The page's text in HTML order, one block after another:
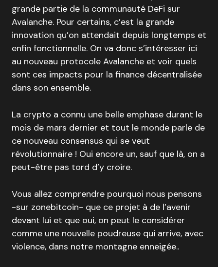
grande partie de la communauté DeFi sur
Avalanche. Pour certains, c’est la grande
innovation qu’on attendait depuis longtemps et
enfin fonctionnelle. On va donc s’intéresser ici
au nouveau protocole Avalanche et voir quels
sont ces impacts pour la finance décentralisée
dans son ensemble.
La crypto a connu une belle emphase durant le
mois de mars dernier et tout le monde parle de
ce nouveau consensus qui se veut
révolutionnaire ! Oui encore un, sauf que là, on a
peut-être pas tord d’y croire.
Vous allez comprendre pourquoi nous pensons
-sur zonebitcoin- que ce projet à de l’avenir
devant lui et que oui, on peut le considérer
comme une nouvelle poudreuse qui arrive, avec
violence, dans notre montagne enneigée..